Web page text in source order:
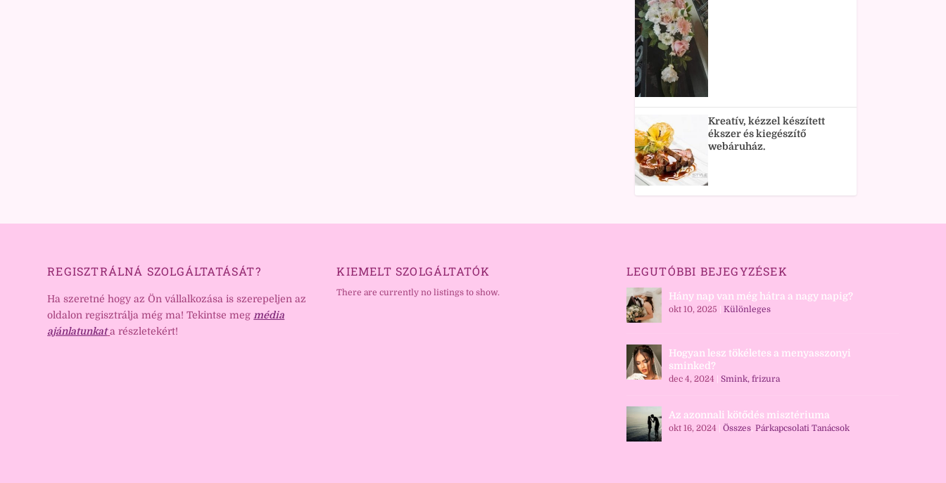
Kreatív, kézzel készített
ékszer és kiegészítő
webáruház.
REGISZTRÁLNÁ SZOLGÁLTATÁSÁT?
Ha szeretné hogy az Ön vállalkozása is szerepeljen az
oldalon regisztrálja még ma! Tekintse megmédia
ajánlatunkat a részletekért!
KIEMELT SZOLGÁLTATÓK
There are currently no listings to show.
LEGUTÓBBI BEJEGYZÉSEK
Hány nap van még hátra a nagy napig?
okt 10, 2025 Különleges
Hogyan lesz tökéletes a menyasszonyi
sminked?
dec 4, 2024 Smink, frizura
Az azonnali kötődés misztériuma
okt 16, 2024 Összes, Párkapcsolati Tanácsok